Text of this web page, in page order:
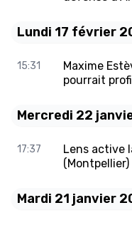
Lundi 17 février
15:31
Maxime
pourrait
Mercredi 22
17:37
Lens active
(Montpellier)
Mardi 21 janvier